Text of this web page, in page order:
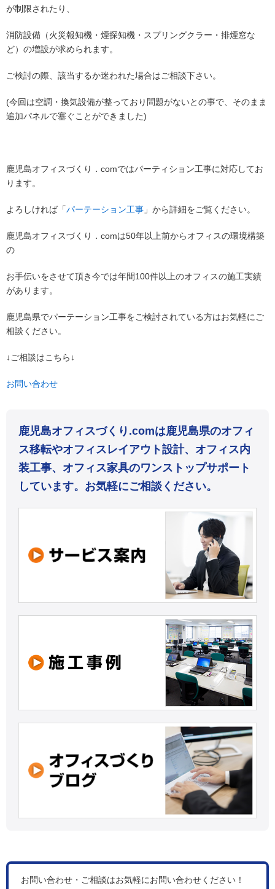
が制限されたり、
消防設備（火災報知機・煙探知機・スプリングクラー・排煙窓な
ど）の増設が求められます。
ご検討の際、該当するか迷われた場合はご相談下さい。
(今回は空調・換気設備が整っており問題がないとの事で、そのまま
追加パネルで塞ぐことができました)
鹿児島オフィスづくり．comではパーティション工事に対応してお
ります。
よろしければ「パーテーション工事 」から詳細をご覧ください。
鹿児島オフィスづくり．comは50年以上前からオフィスの環境構築
の
お手伝いをさせて頂き今では年間100件以上のオフィスの施工実績
があります。
鹿児島県でパーテーション工事をご検討されている方はお気軽にご
相談ください。
↓ご相談はこちら↓
お問い合わせ
鹿児島オフィスづくり.comは鹿児島県のオフィ
ス移転やオフィスレイアウト設計、オフィス内
装工事、オフィス家具のワンストップサポート
しています。お気軽にご相談ください。
お問い合わせ・ご相談はお気軽にお問い合わせください！